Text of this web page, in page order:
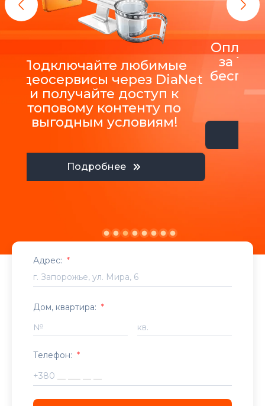
Подключайте любимые
видеосервисы через DiaNet
и получайте доступ к
топовому контенту по
выгодным условиям!
Подробнее
за 12
Адрес: *
Дом, квартира: *
№
кв.
Телефон: *
+380